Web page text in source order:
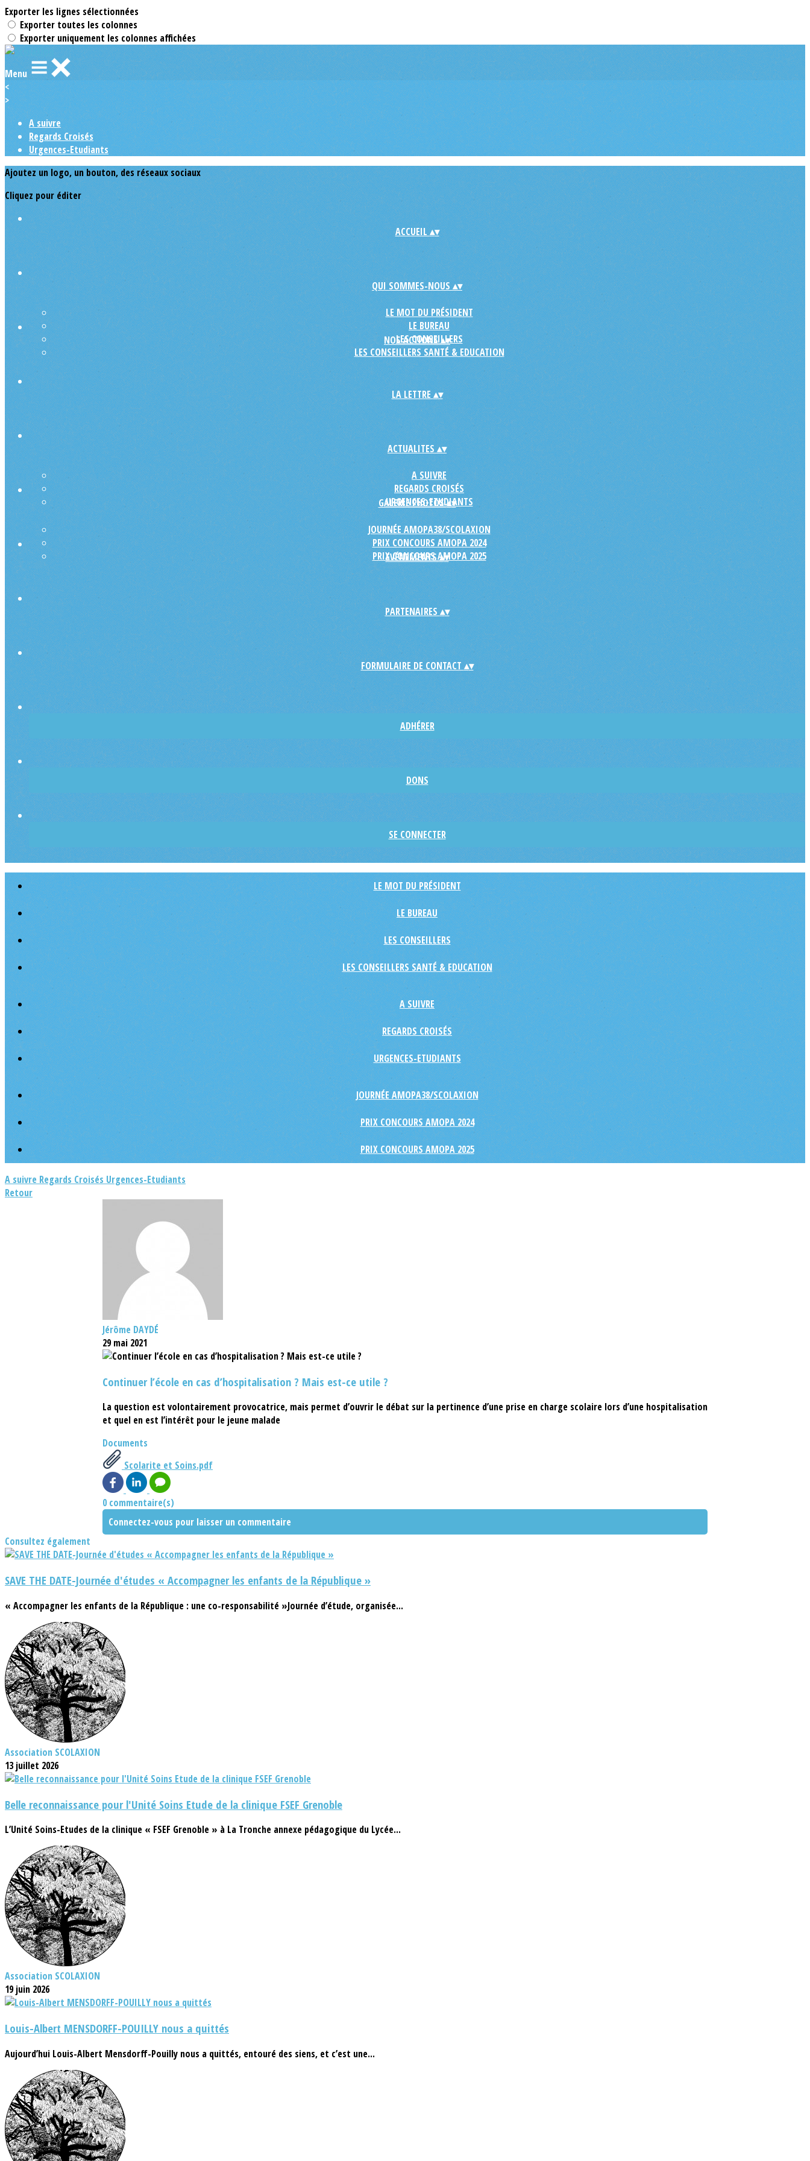
Exporter les lignes sélectionnées
Exporter toutes les colonnes
Exporter uniquement les colonnes affichées
Menu
<
>
A suivre
Regards Croisés
Urgences-Etudiants
Ajoutez un logo, un bouton, des réseaux sociaux
Cliquez pour éditer
ACCUEIL▴▾
QUI SOMMES-NOUS▴▾
LE MOT DU PRÉSIDENT
LE BUREAU
LES CONSEILLERS
LES CONSEILLERS SANTÉ & EDUCATION
NOS ACTIONS▴▾
LA LETTRE ▴▾
ACTUALITES▴▾
A SUIVRE
REGARDS CROISÉS
URGENCES-ETUDIANTS
GALERIE PHOTOS▴▾
JOURNÉE AMOPA38/SCOLAXION
PRIX CONCOURS AMOPA 2024
PRIX CONCOURS AMOPA 2025
EVÉNEMENTS▴▾
PARTENAIRES▴▾
FORMULAIRE DE CONTACT▴▾
ADHÉRER
DONS
SE CONNECTER
LE MOT DU PRÉSIDENT
LE BUREAU
LES CONSEILLERS
LES CONSEILLERS SANTÉ & EDUCATION
A SUIVRE
REGARDS CROISÉS
URGENCES-ETUDIANTS
JOURNÉE AMOPA38/SCOLAXION
PRIX CONCOURS AMOPA 2024
PRIX CONCOURS AMOPA 2025
A suivre Regards Croisés Urgences-Etudiants
Retour
Jérôme DAYDÉ
29 mai 2021
Continuer l’école en cas d’hospitalisation ? Mais est-ce utile ?
La question est volontairement provocatrice, mais permet d’ouvrir le débat sur la pertinence d’une prise en charge scolaire lors d’une hospitalisation
et quel en est l’intérêt pour le jeune malade
Documents
Scolarite et Soins.pdf
0 commentaire(s)
Connectez-vous pour laisser un commentaire
Consultez également
SAVE THE DATE-Journée d'études « Accompagner les enfants de la République »
« Accompagner les enfants de la République : une co-responsabilité »Journée d’étude, organisée...
Association SCOLAXION
13 juillet 2026
Belle reconnaissance pour l'Unité Soins Etude de la clinique FSEF Grenoble
L’Unité Soins-Etudes de la clinique « FSEF Grenoble » à La Tronche annexe pédagogique du Lycée...
Association SCOLAXION
19 juin 2026
Louis-Albert MENSDORFF-POUILLY nous a quittés
Aujourd’hui Louis-Albert Mensdorff-Pouilly nous a quittés, entouré des siens, et c’est une...